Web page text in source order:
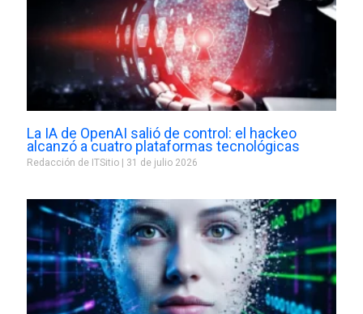
La IA de OpenAI salió de control: el hackeo
alcanzó a cuatro plataformas tecnológicas
Redacción de ITSitio 31 de julio 2026